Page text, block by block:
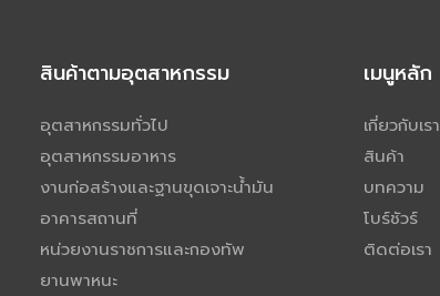
สินค้าตามอุตสาหกรรม
อุตสาหกรรมทั่วไป
อุตสาหกรรมอาหาร
งานก่อสร้างและฐานขุดเจาะน้ำมัน
อาคารสถานที่
หน่วยงานราชการและกองทัพ
ยานพาหนะ
เมนูหลัก
เกี่ยวกับเรา
สินค้า
บทความ
โบร์ชัวร์
ติดต่อเรา